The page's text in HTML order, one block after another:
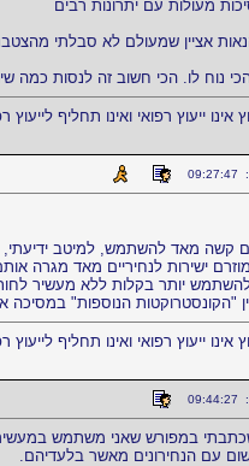
מעולות עם יתרונות רבים
אציין שמעולם לא סבלתי
נוח לו. הכי חשוב זה לנסות כמה
אינו ייעוץ רפואי ואינו תחליף לייעוץ
קשה מאד להשתמש, למיטב
ישירות לנחיריים מאד מגרה
יותר בקלות ללא מעשיר
"הקונסטרוקטות הנוספות" במסיכה
אינו ייעוץ רפואי ואינו תחליף לייעוץ
במפורש שאני משתמש
עם הנחירונים מאשר בלעדיהם.